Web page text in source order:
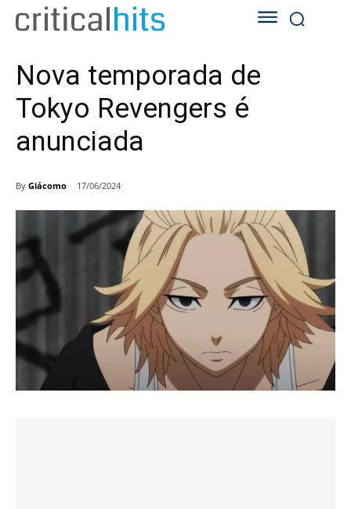
Nova temporada de
Tokyo Revengers é
anunciada
By Giácomo 17/06/2024